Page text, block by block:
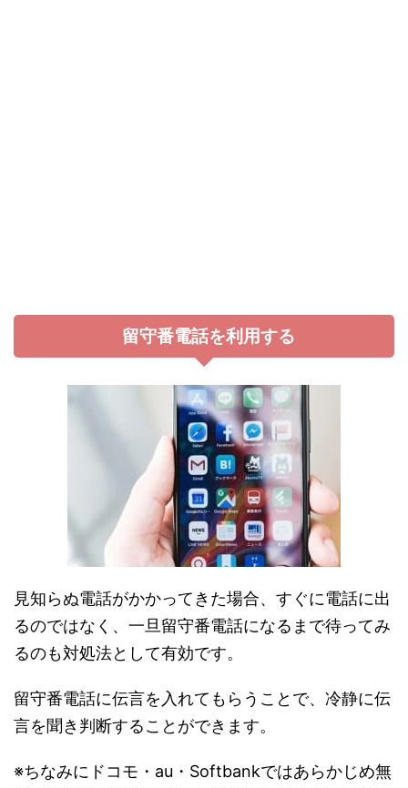
留守番電話を利用する
見知らぬ電話がかかってきた場合、すぐに電話に出
るのではなく、一旦留守番電話になるまで待ってみ
るのも対処法として有効です。
留守番電話に伝言を入れてもらうことで、冷静に伝
言を聞き判断することができます。
※ちなみにドコモ・au・Softbankではあらかじめ無